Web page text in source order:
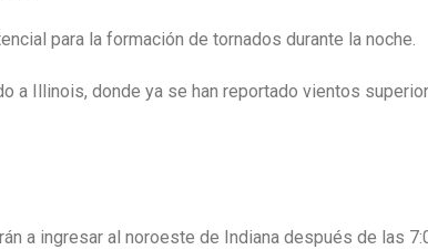
para la formación de tornados durante la noche.
a Illinois, donde ya se han reportado vientos
a ingresar al noroeste de Indiana después de las